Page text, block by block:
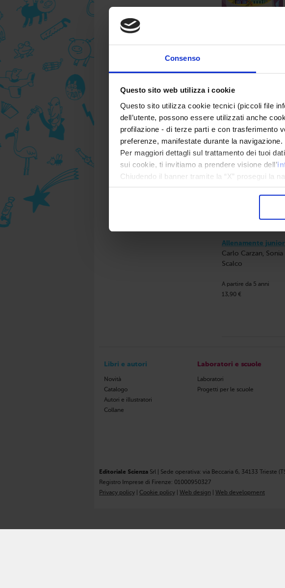
Consenso
Questo sito web utilizza i cookie
Questo sito utilizza cookie tecnici (piccoli file
dell’utente, possono essere utilizzati anche
profilazione - di terze parti e con trasferimento
preferenze, manifestate durante la navigazione.
Per maggiori dettagli sul trattamento dei tuoi
sui cookie, ti invitiamo a prendere visione dell’
Chiudendo il banner tramite la “X” prosegui la
tecnici. Selezionando “Accetta tutti” presti il
Leonardo
Scalco
Allenamente junior
Carlo Carzan, Sonia
Scalco
A partire da 5 anni
13,90 €
Libri e autori
Novità
Catalogo
Autori e illustratori
Collane
Laboratori e scuole
Laboratori
Progetti per le scuole
Editoriale Scienza Srl | Sede operativa: via Beccaria 6, 34133 Trieste
Registro Imprese di Firenze: 01000950327
Privacy policy
Cookie policy Web design Web development